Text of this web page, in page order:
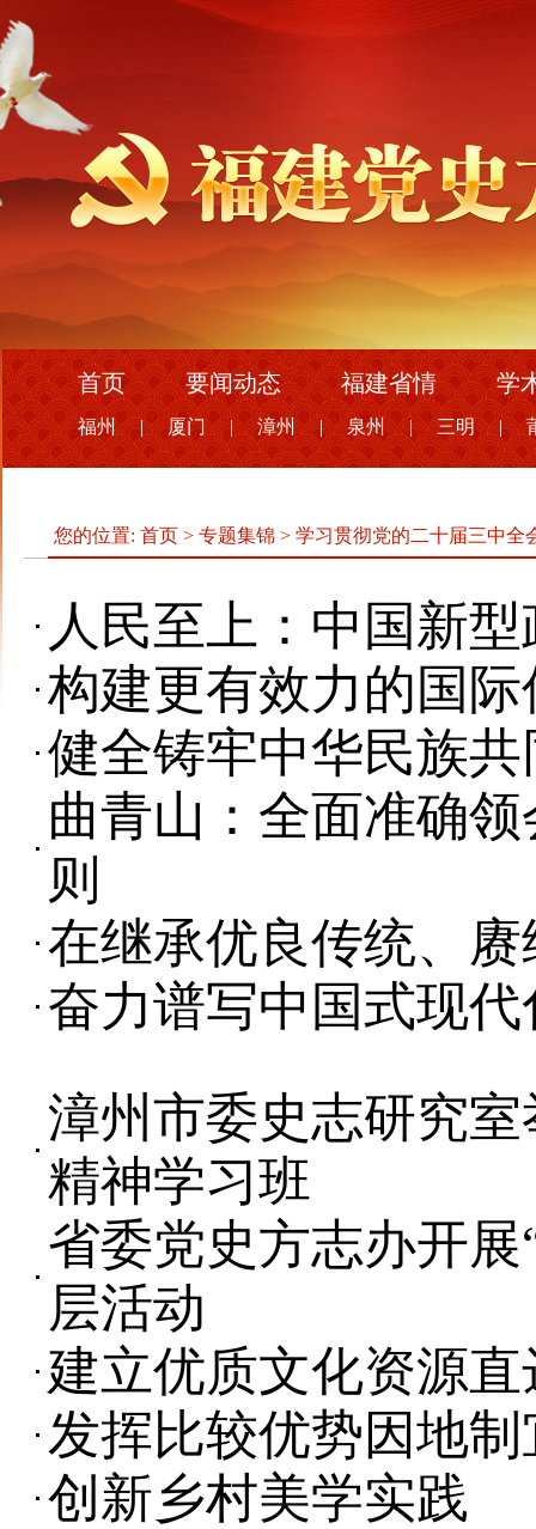
首页 要闻动态 福建省情 学
福州 | 厦门 | 漳州 | 泉州 | 三明 |
您的位置: 首页 > 专题集锦 > 学习贯彻党的二十届三中全
人民至上：中国新
构建更有效力的国
健全铸牢中华民族
曲青山：全面准确
则
在继承优良传统、
奋力谱写中国式现
漳州市委史志研究
精神学习班
省委党史方志办开
层活动
建立优质文化资源
发挥比较优势因地
创新乡村美学实践